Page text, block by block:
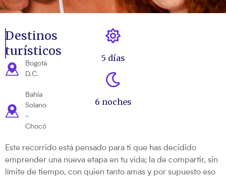
5 días
6 noches
Destinos
turísticos
Bogotá
D.C.
Bahía
Solano
-
Chocó
Este recorrido está pensado para ti que has decidido
emprender una nueva etapa en tu vida; la de compartir, sin
límite de tiempo, con quien tanto amas y por supuesto eso